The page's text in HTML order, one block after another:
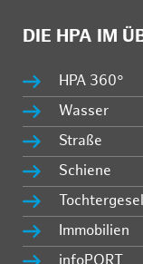
DIE HPA IM
HPA 360°
Wasser
Straße
Schiene
Immobilien